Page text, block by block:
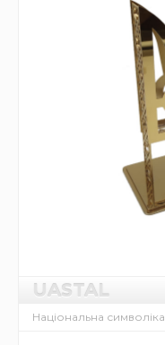
UASTAL
Національна символіка